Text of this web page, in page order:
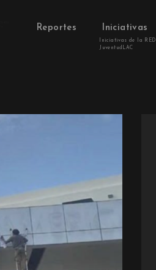
Reportes Iniciativas
Iniciativas de la RED
JuventudLAC